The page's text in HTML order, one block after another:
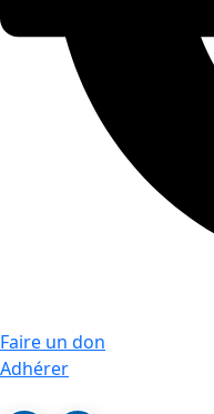
Faire un don
Adhérer